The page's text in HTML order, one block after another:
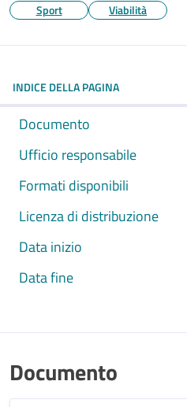
Sport Viabilità
INDICE DELLA PAGINA
Documento
Ufficio responsabile
Formati disponibili
Licenza di distribuzione
Data inizio
Data fine
Documento